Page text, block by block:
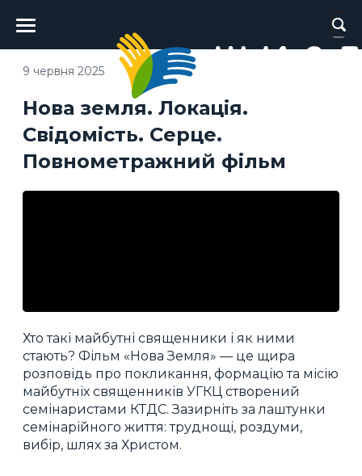
Головне
меню
Нова земля. Локація.
Свідомість. Серце.
Повнометражний фільм
9 червня 2025
Хто такі майбутні священники і як ними
стають? Фільм «Нова Земля» — це щира
розповідь про покликання, формацію та місію
майбутніх священників УГКЦ створений
семінаристами КТДС. Зазирніть за лаштунки
семінарійного життя: труднощі, роздуми,
вибір, шлях за Христом.